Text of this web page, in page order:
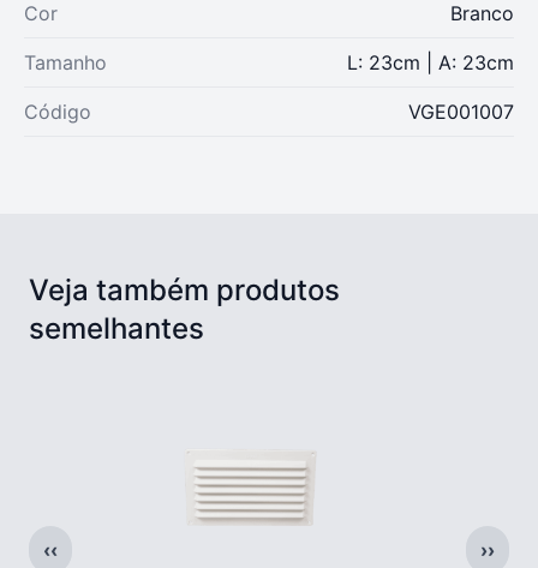
Cor Branco
Tamanho L: 23cm | A: 23cm
Código VGE001007
Veja também produtos
semelhantes
‹‹ ››